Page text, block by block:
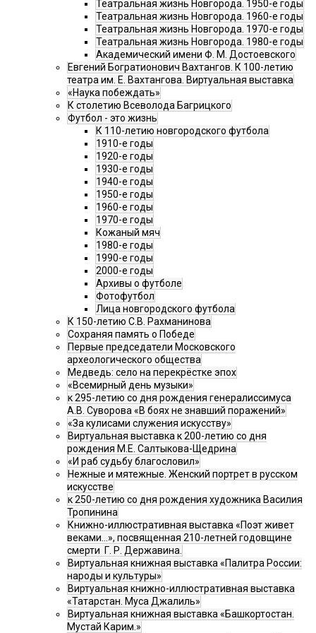
Театральная жизнь Новгорода. 1950-е годы
Театральная жизнь Новгорода. 1960-е годы
Театральная жизнь Новгорода. 1970-е годы
Театральная жизнь Новгорода. 1980-е годы
Академический имени Ф. М. Достоевского
Евгений Богратионович Вахтангов. К 100-летию
театра им. Е. Вахтангова. Виртуальная выставка
«Наука побеждать»
К столетию Всеволода Багрицкого
Футбол - это жизнь
К 110-летию новгородского футбола
1910-е годы
1920-е годы
1930-е годы
1940-е годы
1950-е годы
1960-е годы
1970-е годы
Кожаный мяч
1980-е годы
1990-е годы
2000-е годы
Архивы о футболе
Фотофутбол
Лица новгородского футбола
К 150-летию С.В. Рахманинова
Сохраняя память о Победе
Первые председатели Московского
археологического общества
Медведь: село на перекрёстке эпох
«Всемирный день музыки»
к 295-летию со дня рождения генералиссимуса
А.В. Суворова «В боях не знавший поражений»
«За кулисами служения искусству»
Виртуальная выставка к 200-летию со дня
рождения М.Е. Салтыкова-Щедрина
«И раб судьбу благословил»
Нежные и мятежные. Женский портрет в русском
искусстве
к 250-летию со дня рождения художника Василия
Тропинина
Книжно-иллюстративная выставка «Поэт живет
веками…», посвященная 210-летней годовщине
смерти Г. Р. Державина.
Виртуальная книжная выставка «Палитра России:
народы и культуры»
Виртуальная книжно-иллюстративная выставка
«Татарстан. Муса Джалиль»
Виртуальная книжная выставка «Башкортостан.
Мустай Карим.»